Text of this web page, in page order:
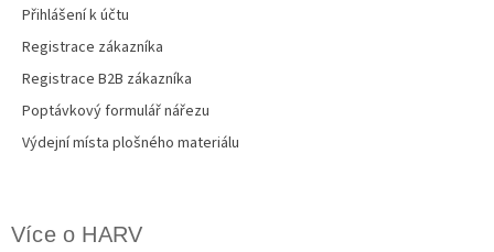
Přihlášení k účtu
Registrace zákazníka
Registrace B2B zákazníka
Poptávkový formulář nářezu
Výdejní místa plošného materiálu
Více o HARV